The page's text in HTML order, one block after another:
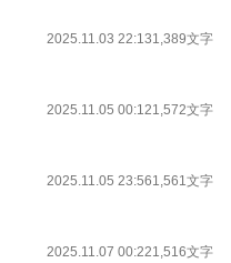
2025.11.03 22:131,389文字
2025.11.05 00:121,572文字
2025.11.05 23:561,561文字
2025.11.07 00:221,516文字